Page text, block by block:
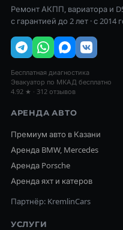
Ремонт АКПП, вариатора и
с гарантией до 2 лет · с 2014
Бесплатная диагностика
Эвакуатор по МКАД бесплатно
4.92 ★ · 312 отзывов
АРЕНДА АВТО
Премиум авто в Казани
Аренда BMW, Mercedes
Аренда Porsche
Аренда яхт и катеров
Партнёр: KremlinCars
УСЛУГИ